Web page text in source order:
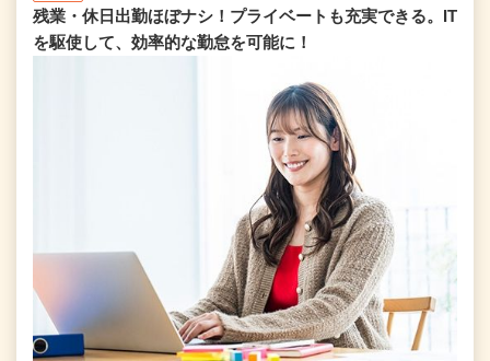
残業・休日出勤ほぼナシ！プライベートも充実できる。IT
を駆使して、効率的な勤怠を可能に！